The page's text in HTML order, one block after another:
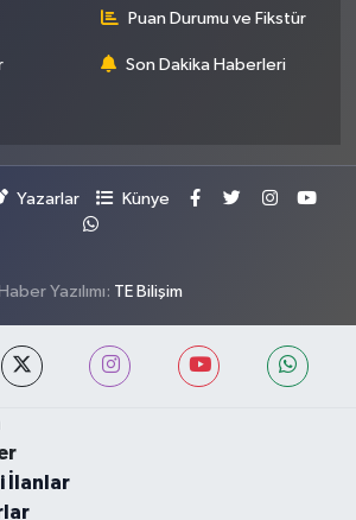
Puan Durumu ve Fikstür
Son Dakika Haberleri
Yazarlar Künye
Haber Yazılımı: TE Bilişim
İlanlar